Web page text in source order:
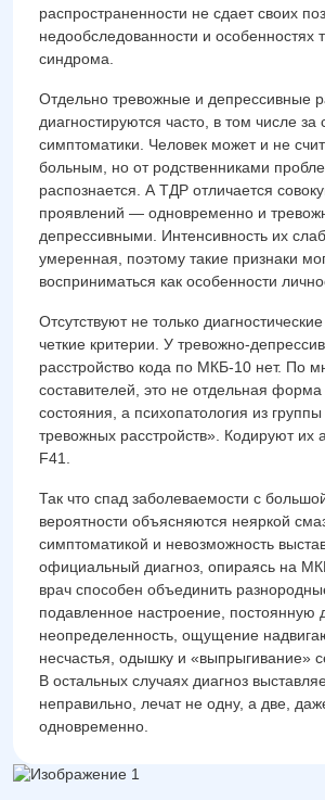
распространенности не сдает своих
недообследованности и особенностях
синдрома.
Отдельно тревожные и депрессивные
диагностируются часто, в том числе за
симптоматики. Человек может и не
больным, но от родственниками
распознается. А ТДР отличается
проявлений — одновременно и
депрессивными. Интенсивность их
умеренная, поэтому такие признаки
восприниматься как особенности
Отсутствуют не только
четкие критерии. У тревожно-
расстройство кода по МКБ-10 нет. По
составителей, это не отдельная форма
состояния, а психопатология из
тревожных расстройств». Кодируют их
F41.
Так что спад заболеваемости с
вероятности объясняются неяркой
симптоматикой и невозможность
официальный диагноз, опираясь на
врач способен объединить
подавленное настроение, постоянную
неопределенность, ощущение
несчастья, одышку и «выпрыгивание»
В остальных случаях диагноз
неправильно, лечат не одну, а две,
одновременно.